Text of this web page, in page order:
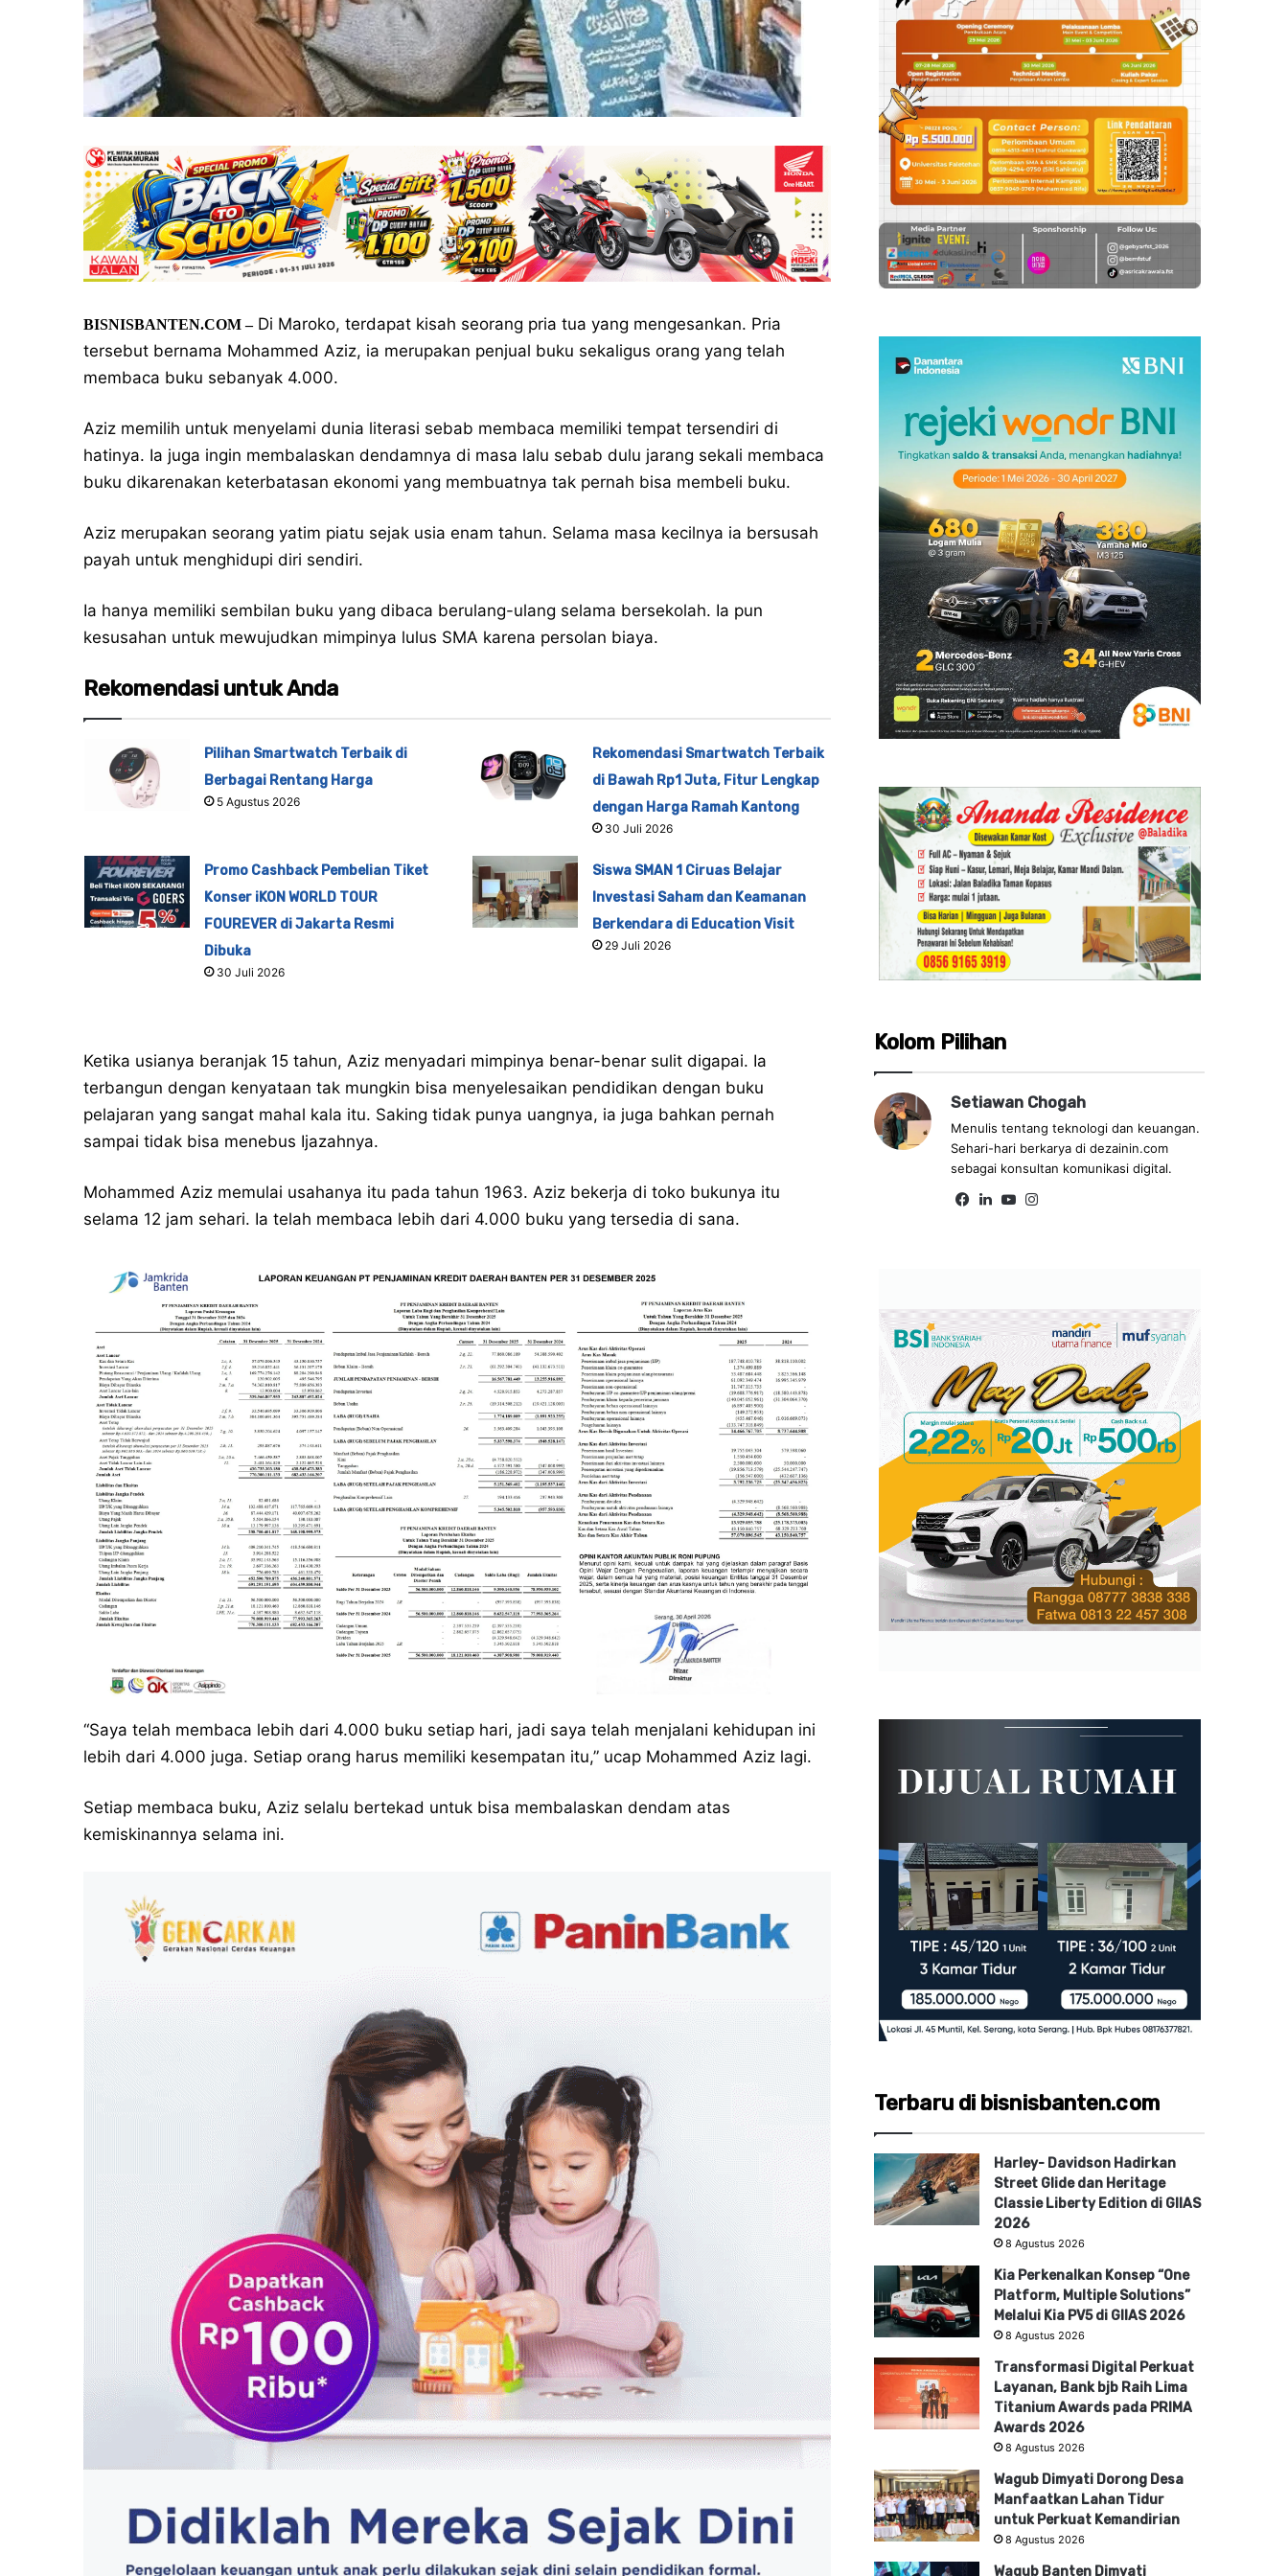
BISNISBANTEN.COM –Di Maroko, terdapat kisah seorang pria tua yang mengesankan. Pria
tersebut bernama Mohammed Aziz, ia merupakan penjual buku sekaligus orang yang telah
membaca buku sebanyak 4.000.
Aziz memilih untuk menyelami dunia literasi sebab membaca memiliki tempat tersendiri di
hatinya. Ia juga ingin membalaskan dendamnya di masa lalu sebab dulu jarang sekali membaca
buku dikarenakan keterbatasan ekonomi yang membuatnya tak pernah bisa membeli buku.
Aziz merupakan seorang yatim piatu sejak usia enam tahun. Selama masa kecilnya ia bersusah
payah untuk menghidupi diri sendiri.
Ia hanya memiliki sembilan buku yang dibaca berulang-ulang selama bersekolah. Ia pun
kesusahan untuk mewujudkan mimpinya lulus SMA karena persolan biaya.
Rekomendasi untuk Anda
Pilihan Smartwatch Terbaik di
Berbagai Rentang Harga
5 Agustus 2026
Rekomendasi Smartwatch Terbaik
di Bawah Rp1 Juta, Fitur Lengkap
dengan Harga Ramah Kantong
30 Juli 2026
Promo Cashback Pembelian Tiket
Konser iKON WORLD TOUR
FOUREVER di Jakarta Resmi
Dibuka
30 Juli 2026
Siswa SMAN 1 Ciruas Belajar
Investasi Saham dan Keamanan
Berkendara di Education Visit
29 Juli 2026
Ketika usianya beranjak 15 tahun, Aziz menyadari mimpinya benar-benar sulit digapai. Ia
terbangun dengan kenyataan tak mungkin bisa menyelesaikan pendidikan dengan buku
pelajaran yang sangat mahal kala itu. Saking tidak punya uangnya, ia juga bahkan pernah
sampai tidak bisa menebus Ijazahnya.
Mohammed Aziz memulai usahanya itu pada tahun 1963. Aziz bekerja di toko bukunya itu
selama 12 jam sehari. Ia telah membaca lebih dari 4.000 buku yang tersedia di sana.
“Saya telah membaca lebih dari 4.000 buku setiap hari, jadi saya telah menjalani kehidupan ini
lebih dari 4.000 juga. Setiap orang harus memiliki kesempatan itu,” ucap Mohammed Aziz lagi.
Setiap membaca buku, Aziz selalu bertekad untuk bisa membalaskan dendam atas
kemiskinannya selama ini.
Kolom Pilihan
Setiawan Chogah
Menulis tentang teknologi dan keuangan.
Sehari-hari berkarya di dezainin.com
sebagai konsultan komunikasi digital.
Fa Lin Yo
Terbaru di bisnisbanten.com
Harley- Davidson Hadirkan
Street Glide dan Heritage
Classie Liberty Edition di GIIAS
2026
8 Agustus 2026
Kia Perkenalkan Konsep “One
Platform, Multiple Solutions”
Melalui Kia PV5 di GIIAS 2026
8 Agustus 2026
Transformasi Digital Perkuat
Layanan, Bank bjb Raih Lima
Titanium Awards pada PRIMA
Awards 2026
8 Agustus 2026
Wagub Dimyati Dorong Desa
Manfaatkan Lahan Tidur
untuk Perkuat Kemandirian
8 Agustus 2026
Wagub Banten Dimyati